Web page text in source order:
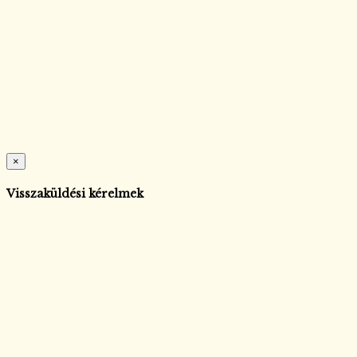
×
Visszaküldési kérelmek